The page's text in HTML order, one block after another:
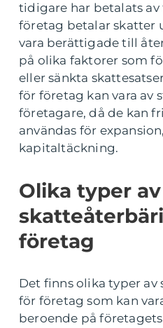
tidigare har betalats
företag betalar skatter
vara berättigade till
på olika faktorer som
eller sänkta
för företag kan vara av
företagare, då de kan
användas för
kapitaltäckning.
Olika typer av
företag
Det finns olika typer
för företag som kan
beroende på